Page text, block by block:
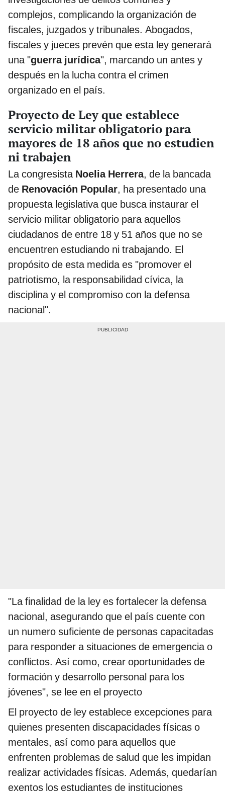
complejos, complicando la organización de
fiscales, juzgados y tribunales. Abogados,
fiscales y jueces prevén que esta ley generará
una "guerra jurídica", marcando un antes y
después en la lucha contra el crimen
organizado en el país.
Proyecto de Ley que establece
servicio militar obligatorio para
mayores de 18 años que no estudien
ni trabajen
La congresista Noelia Herrera, de la bancada
de Renovación Popular, ha presentado una
propuesta legislativa que busca instaurar el
servicio militar obligatorio para aquellos
ciudadanos de entre 18 y 51 años que no se
encuentren estudiando ni trabajando. El
propósito de esta medida es "promover el
patriotismo, la responsabilidad cívica, la
disciplina y el compromiso con la defensa
nacional".
"La finalidad de la ley es fortalecer la defensa
nacional, asegurando que el país cuente con
un numero suficiente de personas capacitadas
para responder a situaciones de emergencia o
conflictos. Así como, crear oportunidades de
formación y desarrollo personal para los
jóvenes", se lee en el proyecto
El proyecto de ley establece excepciones para
quienes presenten discapacidades físicas o
mentales, así como para aquellos que
enfrenten problemas de salud que les impidan
realizar actividades físicas. Además, quedarían
exentos los estudiantes de instituciones